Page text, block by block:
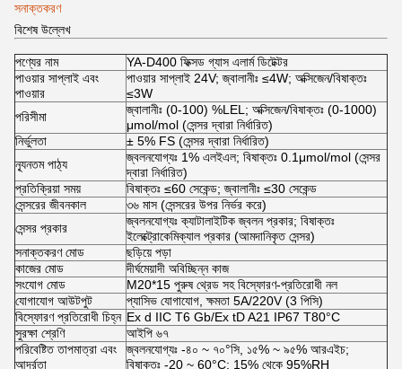
সনাক্তকরণ
বিশেষ উল্লেখ
পণ্যের নাম
YA-D400 ফিক্সড গ্যাস এলার্ম ডিটেক্টর
পাওয়ার সাপ্লাই এবং
পাওয়ার
পাওয়ার সাপ্লাই 24V; জ্বালানীঃ ≤4W; অক্সিজেন/বিষাক্তঃ
≤3W
পরিসীমা
জ্বালানীঃ (0-100) %LEL; অক্সিজেন/বিষাক্তঃ (0-1000)
μmol/mol (সেন্সর দ্বারা নির্ধারিত)
নির্ভুলতা
± 5% FS (সেন্সর দ্বারা নির্ধারিত)
ন্যূনতম পাঠ্য
জ্বলনযোগ্যঃ 1% এলইএল; বিষাক্তঃ 0.1μmol/mol (সেন্সর
দ্বারা নির্ধারিত)
প্রতিক্রিয়া সময়
বিষাক্তঃ ≤60 সেকেন্ড; জ্বালানীঃ ≤30 সেকেন্ড
সেন্সরের জীবনকাল
৩৬ মাস (সেন্সরের উপর নির্ভর করে)
সেন্সর প্রকার
জ্বলনযোগ্যঃ ক্যাটালাইটিক জ্বলন প্রকার; বিষাক্তঃ
ইলেক্ট্রোকেমিক্যাল প্রকার (আমদানিকৃত সেন্সর)
সনাক্তকরণ মোড
ছড়িয়ে পড়া
কাজের মোড
দীর্ঘমেয়াদী অবিচ্ছিন্ন কাজ
সংযোগ মোড
M20*15 পুরুষ থ্রেড সহ বিস্ফোরণ-প্রতিরোধী নল
যোগাযোগ আউটপুট
প্যাসিভ যোগাযোগ, ক্ষমতা 5A/220V (3 পিসি)
বিস্ফোরণ প্রতিরোধী চিহ্ন Ex d IIC T6 Gb/Ex tD A21 IP67 T80°C
সুরক্ষা শ্রেণি
আইপি ৬৭
পরিবেষ্টিত তাপমাত্রা এবং
আর্দ্রতা
জ্বলনযোগ্যঃ -৪০ ~ ৭০°সি, ১৫% ~ ৯৫% আরএইচ;
বিষাক্তঃ -20 ~ 60°C; 15% থেকে 95%RH